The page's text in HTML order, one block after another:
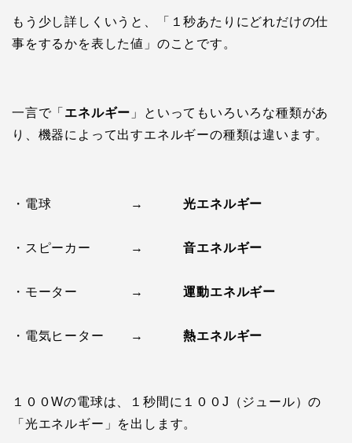
もう少し詳しくいうと、「１秒あたりにどれだけの仕
事をするかを表した値」のことです。
一言で「 エネルギー 」といってもいろいろな種類があ
り、機器によって出すエネルギーの種類は違います。
・電球 →光エネルギー
・スピーカー →音エネルギー
・モーター →運動エネルギー
・電気ヒーター →熱エネルギー
１００Wの電球は、１秒間に１００J（ジュール）の
「光エネルギー」を出します。